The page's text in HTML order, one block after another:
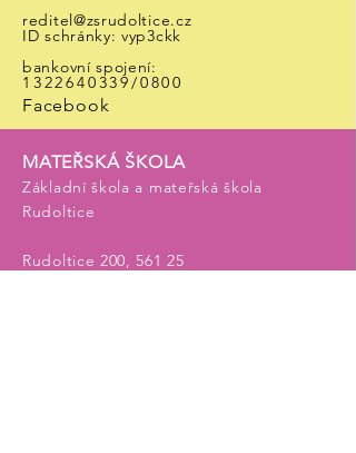
reditel@zsrudoltice.cz
ID schránky: vyp3ckk
bankovní spojení:
1322640339/0800​
Facebook
MATEŘSKÁ ŠKOLA
Základní škola a mateřská škola
Rudoltice
Rudoltice 200, 561 25